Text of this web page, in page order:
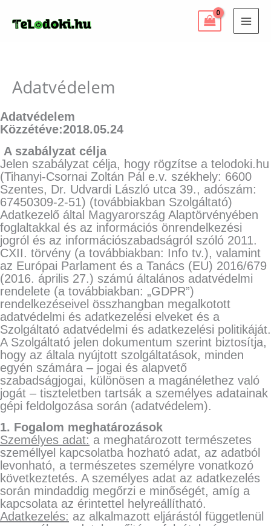
content
Adatvédelem
Adatvédelem
Közzétéve:2018.05.24
A szabályzat célja
Jelen szabályzat célja, hogy rögzítse a telodoki.hu
(Tihanyi-Csornai Zoltán Pál e.v. székhely: 6600
Szentes, Dr. Udvardi László utca 39., adószám:
67450309-2-51) (továbbiakban Szolgáltató)
Adatkezelő által Magyarország Alaptörvényében
foglaltakkal és az információs önrendelkezési
jogról és az információszabadságról szóló 2011.
CXII. törvény (a továbbiakban: Info tv.), valamint
az Európai Parlament és a Tanács (EU) 2016/679
(2016. április 27.) számú általános adatvédelmi
rendelete (a továbbiakban: „GDPR”)
rendelkezéseivel összhangban megalkotott
adatvédelmi és adatkezelési elveket és a
Szolgáltató adatvédelmi és adatkezelési politikáját.
A Szolgáltató jelen dokumentum szerint biztosítja,
hogy az általa nyújtott szolgáltatások, minden
egyén számára – jogai és alapvető
szabadságjogai, különösen a magánélethez való
jogát – tiszteletben tartsák a személyes adatainak
gépi feldolgozása során (adatvédelem).
1. Fogalom meghatározások
Személyes adat: a meghatározott természetes
személlyel kapcsolatba hozható adat, az adatból
levonható, a természetes személyre vonatkozó
következtetés. A személyes adat az adatkezelés
során mindaddig megőrzi e minőségét, amíg a
kapcsolata az érintettel helyreállítható.
Adatkezelés: az alkalmazott eljárástól függetlenül